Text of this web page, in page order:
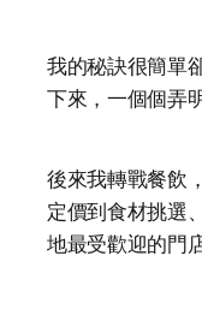
我的秘訣很簡單
下來，一個個弄
後來我轉戰餐飲
定價到食材挑選
地最受歡迎的門